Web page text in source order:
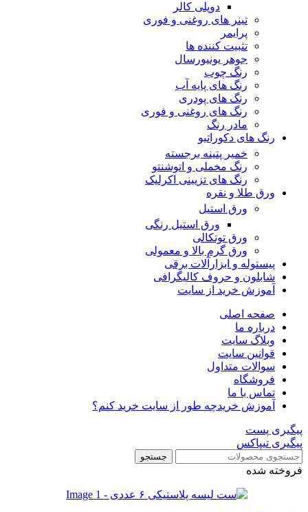
دوپلی کالر
تینر های روغنی و فوری
پرایمر
تثبیت کننده ها
جوهر یونیورسال
رنگ چوب
رنگ‌ های پایه آب
رنگ های پودری
رنگ‌ های روغنی و فوری
مادر رنگ
رنگ های دکوراتیو
خمیر پتینه برجسته
رنگ مخملی و اتوشنتو
رنگ های تزیینی اکرلیک
ورق طلا و نقره
ورق استیل
ورق استیل رنگی
ورق توتکالی
ورق گرم بالا و معمولی
پیستوله و ابزارآلات برقی
شابلون و حروف کالیگرافی
آموزش خرید از سایت
صفحه اصلی
درباره ما
وبلاگ سایت
قوانین سایت
سوالات متداول
فروشگاه
تماس با ما
آموزش خریدچه طور از سایت خرید کنم؟
پیگیری پست
پیگیری تیپاکس
جستجو
فروخته شده